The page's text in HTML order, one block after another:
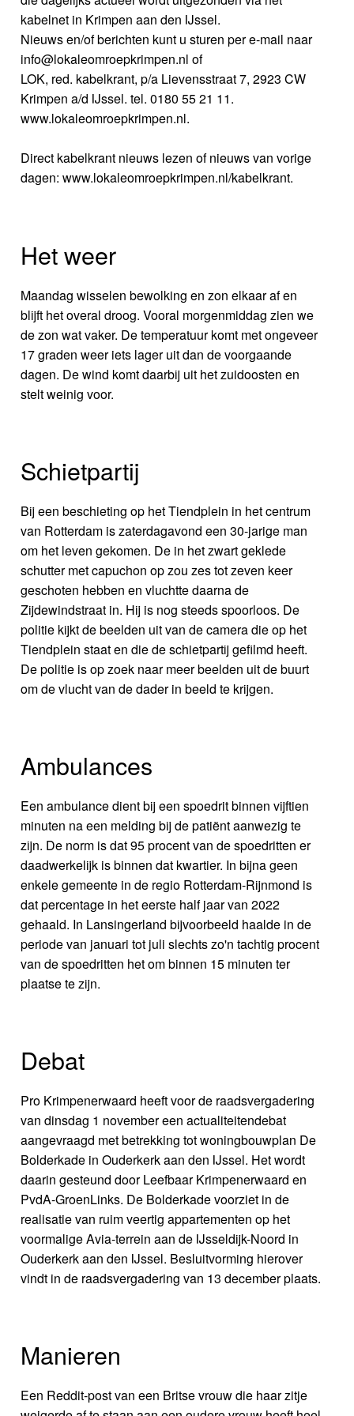
kabelnet in Krimpen aan den IJssel.
Nieuws en/of berichten kunt u sturen per e-mail naar
info@lokaleomroepkrimpen.nl of
LOK, red. kabelkrant, p/a Lievensstraat 7, 2923 CW
Krimpen a/d IJssel. tel. 0180 55 21 11.
www.lokaleomroepkrimpen.nl.
Direct kabelkrant nieuws lezen of nieuws van vorige
dagen: www.lokaleomroepkrimpen.nl/kabelkrant.
Het weer
Maandag wisselen bewolking en zon elkaar af en
blijft het overal droog. Vooral morgenmiddag zien we
de zon wat vaker. De temperatuur komt met ongeveer
17 graden weer iets lager uit dan de voorgaande
dagen. De wind komt daarbij uit het zuidoosten en
stelt weinig voor.
Schietpartij
Bij een beschieting op het Tiendplein in het centrum
van Rotterdam is zaterdagavond een 30-jarige man
om het leven gekomen. De in het zwart geklede
schutter met capuchon op zou zes tot zeven keer
geschoten hebben en vluchtte daarna de
Zijdewindstraat in. Hij is nog steeds spoorloos. De
politie kijkt de beelden uit van de camera die op het
Tiendplein staat en die de schietpartij gefilmd heeft.
De politie is op zoek naar meer beelden uit de buurt
om de vlucht van de dader in beeld te krijgen.
Ambulances
Een ambulance dient bij een spoedrit binnen vijftien
minuten na een melding bij de patiënt aanwezig te
zijn. De norm is dat 95 procent van de spoedritten er
daadwerkelijk is binnen dat kwartier. In bijna geen
enkele gemeente in de regio Rotterdam-Rijnmond is
dat percentage in het eerste half jaar van 2022
gehaald. In Lansingerland bijvoorbeeld haalde in de
periode van januari tot juli slechts zo'n tachtig procent
van de spoedritten het om binnen 15 minuten ter
plaatse te zijn.
Debat
Pro Krimpenerwaard heeft voor de raadsvergadering
van dinsdag 1 november een actualiteitendebat
aangevraagd met betrekking tot woningbouwplan De
Bolderkade in Ouderkerk aan den IJssel. Het wordt
daarin gesteund door Leefbaar Krimpenerwaard en
PvdA-GroenLinks. De Bolderkade voorziet in de
realisatie van ruim veertig appartementen op het
voormalige Avia-terrein aan de IJsseldijk-Noord in
Ouderkerk aan den IJssel. Besluitvorming hierover
vindt in de raadsvergadering van 13 december plaats.
Manieren
Een Reddit-post van een Britse vrouw die haar zitje